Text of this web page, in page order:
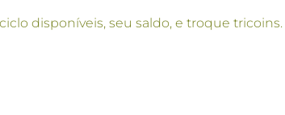
disponíveis, seu saldo, e troque